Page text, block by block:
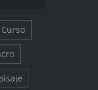
Curso